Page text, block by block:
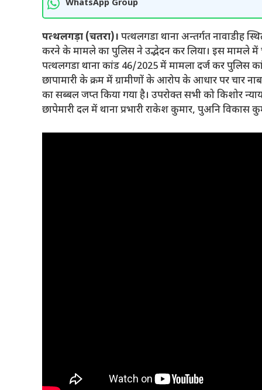
WhatsApp Group
पत्थलगड़ा (चतरा)। पत्थलगडा थाना अन्तर्गत नावाडीह
करने के मामले का पुलिस ने उद्भेदन कर लिया। इस मामले में
पत्थलगडा थाना कांड 46/2025 में मामला दर्ज कर पुलिस
छापामारी के क्रम में ग्रामीणों के आरोप के आधार पर चार
का सब्बल जप्त किया गया है। उपरोक्त सभी को किशोर
छापेमारी दल में थाना प्रभारी राकेश कुमार, पुअनि विकास